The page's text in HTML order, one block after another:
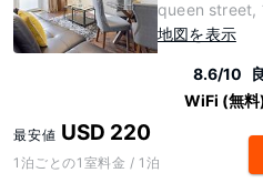
queen street,
地図を表示
8.6/10
WiFi (無料
最安値 USD 220
1泊ごとの1室料金 / 1泊